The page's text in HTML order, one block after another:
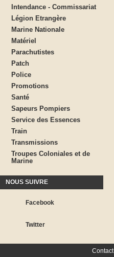
Intendance - Commissariat
Légion Etrangère
Marine Nationale
Matériel
Parachutistes
Patch
Police
Promotions
Santé
Sapeurs Pompiers
Service des Essences
Train
Transmissions
Troupes Coloniales et de
Marine
NOUS SUIVRE
Facebook
Twitter
Contact